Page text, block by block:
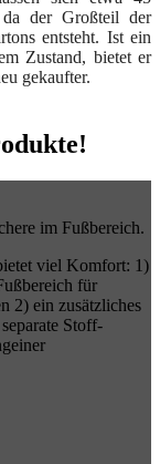
da der Großteil der
entsteht. Ist ein
Zustand, bietet er
gekaufter.
im Fußbereich.
viel Komfort: 1)
für
2) ein zusätzliches
Stoff-